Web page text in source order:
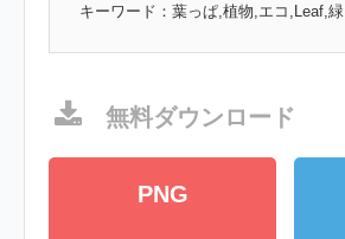
キーワード： 葉っぱ,植物,エコ,Leaf,緑
無料ダウンロード
PNG